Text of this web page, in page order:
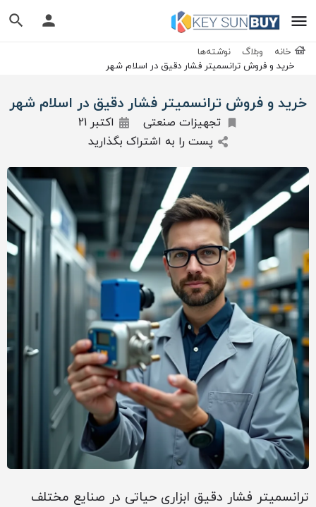
خانه وبلاگ
نوشته‌ها
خرید و فروش ترانسمیتر فشار دقیق در اسلام شهر
خرید و فروش ترانسمیتر فشار دقیق در اسلام شهر
تجهیزات صنعتی
اکتبر 21
پست را به اشتراک بگذارید
ترانسمیتر فشار دقیق ابزاری حیاتی در صنایع مختلف